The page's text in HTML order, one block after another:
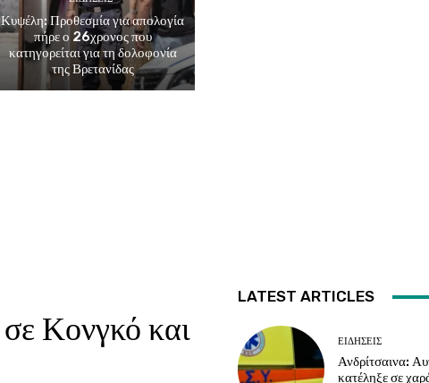
Κυψέλη: Προθεσμία για απολογία
πήρε ο 26χρονος που
κατηγορείται για τη δολοφονία
της Βρετανίδας